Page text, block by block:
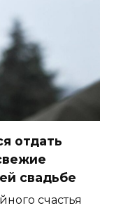
отдать
свадьбе
счастья